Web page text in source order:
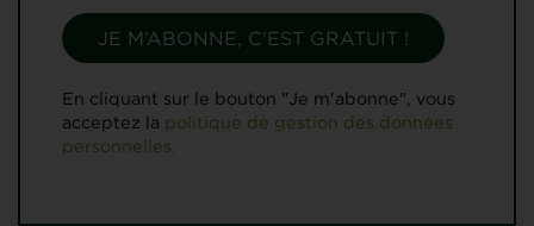
En cliquant sur le bouton "Je m'abonne", vous
acceptez la politique de gestion des données
personnelles.